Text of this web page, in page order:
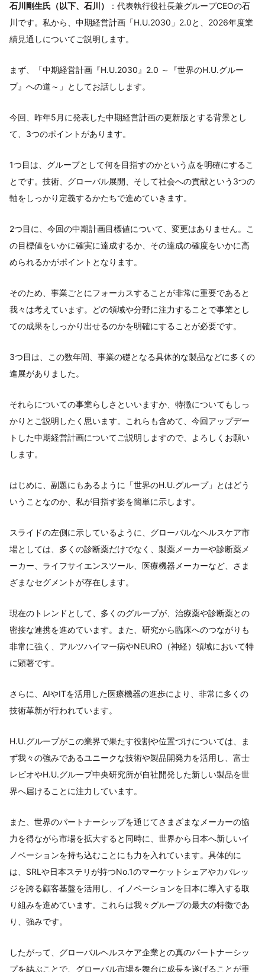
石川剛生氏（以下、石川）
：代表執行役社長兼グループCEOの石
川です。私から、中期経営計画「H.U.2030」2.0と、2026年度業
績見通しについてご説明します。
まず、「中期経営計画『H.U.2030』2.0 ～『世界のH.U.グルー
プ』への道～」としてお話しします。
今回、昨年5月に発表した中期経営計画の更新版とする背景とし
て、3つのポイントがあります。
1つ目は、グループとして何を目指すのかという点を明確にするこ
とです。技術、グローバル展開、そして社会への貢献という3つの
軸をしっかり定義するかたちで進めていきます。
2つ目に、今回の中期計画目標値について、変更はありません。こ
の目標値をいかに確実に達成するか、その達成の確度をいかに高
められるかがポイントとなります。
そのため、事業ごとにフォーカスすることが非常に重要であると
我々は考えています。どの領域や分野に注力することで事業とし
ての成果をしっかり出せるのかを明確にすることが必要です。
3つ目は、この数年間、事業の礎となる具体的な製品などに多くの
進展がありました。
それらについての事業らしさといいますか、特徴についてもしっ
かりとご説明したく思います。これらも含めて、今回アップデー
トした中期経営計画についてご説明しますので、よろしくお願い
します。
はじめに、副題にもあるように「世界のH.U.グループ」とはどう
いうことなのか、私が目指す姿を簡単に示します。
スライドの左側に示しているように、グローバルなヘルスケア市
場としては、多くの診断薬だけでなく、製薬メーカーや診断薬メ
ーカー、ライフサイエンスツール、医療機器メーカーなど、さま
ざまなセグメントが存在します。
現在のトレンドとして、多くのグループが、治療薬や診断薬との
密接な連携を進めています。また、研究から臨床へのつながりも
非常に強く、アルツハイマー病やNEURO（神経）領域において特
に顕著です。
さらに、AIやITを活用した医療機器の進歩により、非常に多くの
技術革新が行われています。
H.U.グループがこの業界で果たす役割や位置づけについては、ま
ず我々の強みであるユニークな技術や製品開発力を活用し、富士
レビオやH.U.グループ中央研究所が自社開発した新しい製品を世
界へ届けることに注力しています。
また、世界のパートナーシップを通じてさまざまなメーカーの協
力を得ながら市場を拡大すると同時に、世界から日本へ新しいイ
ノベーションを持ち込むことにも力を入れています。具体的に
は、SRLや日本ステリが持つNo.1のマーケットシェアやカバレッ
ジを誇る顧客基盤を活用し、イノベーションを日本に導入する取
り組みを進めています。これらは我々グループの最大の特徴であ
り、強みです。
したがって、グローバルヘルスケア企業との真のパートナーシッ
プを結ぶことで、グローバル市場を舞台に成長を遂げることが重